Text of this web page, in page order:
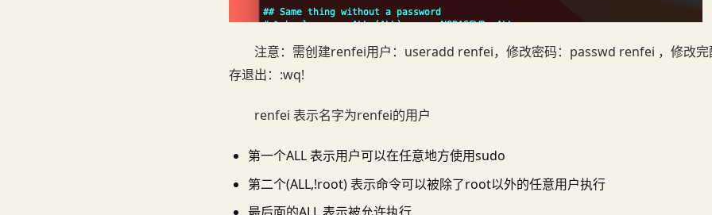
注意：需创建renfei用户：useradd renfei，修改密码：passwd renfei ，修改完
存退出：:wq!
renfei 表示名字为renfei的用户
第一个ALL 表示用户可以在任意地方使用sudo
第二个(ALL,!root) 表示命令可以被除了root以外的任意用户执行